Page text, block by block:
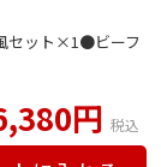
セット×1●ビーフ
円 税込